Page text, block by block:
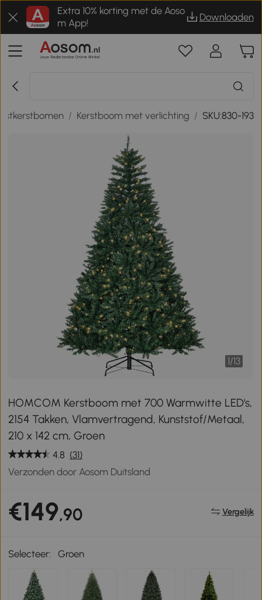
Extra 10% korting met de Aoso
m App!
Downloaden
/ Kerstboom met verlichting / SKU:830-193
1/13
HOMCOM Kerstboom met 700 Warmwitte LED's,
2154 Takken, Vlamvertragend, Kunststof/Metaal,
210 x 142 cm, Groen
4.8 (31)
Verzonden door Aosom Duitsland
€149,90 Vergelijk
Selecteer: Groen